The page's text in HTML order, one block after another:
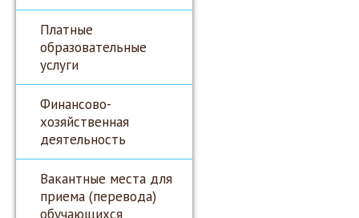
Платные
образовательные
услуги
Финансово-
хозяйственная
деятельность
Вакантные места для
приема (перевода)
обучающихся